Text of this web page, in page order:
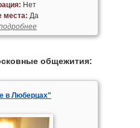
Нет
места: Да
общежития:
в Люберцах"